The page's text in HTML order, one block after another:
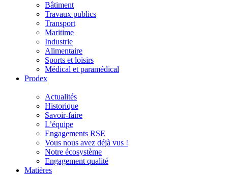
Bâtiment
Travaux publics
Transport
Maritime
Industrie
Alimentaire
Sports et loisirs
Médical et paramédical
Prodex
Actualités
Historique
Savoir-faire
L’équipe
Engagements RSE
Vous nous avez déjà vus !
Notre écosystème
Engagement qualité
Matières